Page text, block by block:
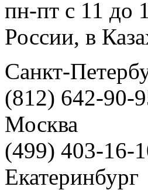
пн-пт с 11 до
России, в
Санкт-
(812) 642-90-
Москва
(499) 403-16-
Екатеринбург